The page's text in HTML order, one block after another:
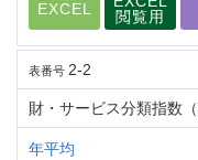
EXCEL
閲覧用
表番号 2-2
財・サービス分類指数（
年平均